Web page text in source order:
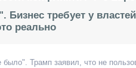
Бизнес требует у
реально
было". Трамп заявил, что не